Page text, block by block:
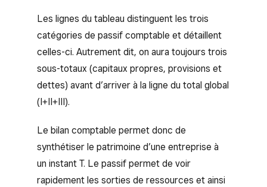
Les lignes du tableau distinguent les trois
catégories de passif comptable et détaillent
celles-ci. Autrement dit, on aura toujours trois
sous-totaux (capitaux propres, provisions et
dettes) avant d’arriver à la ligne du total global
(I+II+III).
Le bilan comptable permet donc de
synthétiser le patrimoine d’une entreprise à
un instant T. Le passif permet de voir
rapidement les sorties de ressources et ainsi